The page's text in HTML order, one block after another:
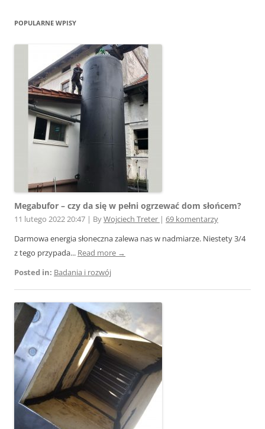
POPULARNE WPISY
Megabufor – czy da się w pełni ogrzewać dom słońcem?
11 lutego 2022 20:47 | ByWojciech Treter | 69 komentarzy
Darmowa energia słoneczna zalewa nas w nadmiarze. Niestety 3/4
z tego przypada... Read more →
Posted in: Badania i rozwój